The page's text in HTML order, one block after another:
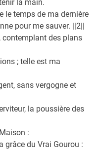
la main.
le temps de ma dernière
pour me sauver. ||2||
contemplant des plans
; telle est ma
sans vergogne et
la poussière des
:
grâce du Vrai Gourou :